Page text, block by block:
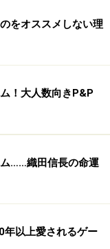
をオススメしない理
！大人数向きP&P
……織田信長の命運
年以上愛されるゲー